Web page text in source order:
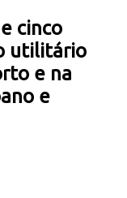
cinco
utilitário
e na
e